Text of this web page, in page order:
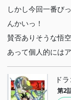
しかし今回一番び
んかいっ！
賛否ありそうな悟
あって個人的には
ド
第2